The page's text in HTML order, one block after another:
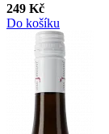
249 Kč
Do košíku